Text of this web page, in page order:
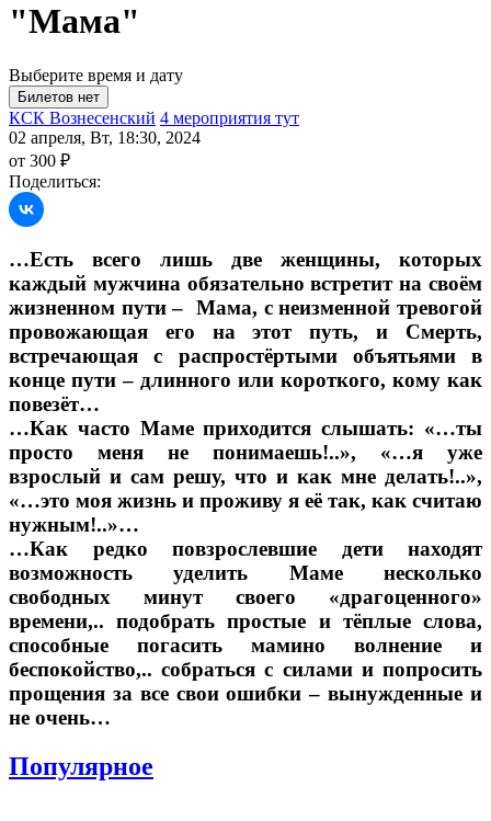
"Мама"
Выберите время и дату
КСК Вознесенский 4 мероприятия тут
02 апреля, Вт, 18:30, 2024
от 300 ₽
Поделиться:
…Есть всего лишь две женщины, которых
каждый мужчина обязательно встретит на своём
жизненном пути – Мама, с неизменной тревогой
провожающая его на этот путь, и Смерть,
встречающая с распростёртыми объятьями в
конце пути – длинного или короткого, кому как
повезёт…
…Как часто Маме приходится слышать: «…ты
просто меня не понимаешь!..», «…я уже
взрослый и сам решу, что и как мне делать!..»,
«…это моя жизнь и проживу я её так, как считаю
нужным!..»…
…Как редко повзрослевшие дети находят
возможность уделить Маме несколько
свободных минут своего «драгоценного»
времени,.. подобрать простые и тёплые слова,
способные погасить мамино волнение и
беспокойство,.. собраться с силами и попросить
прощения за все свои ошибки – вынужденные и
не очень…
Популярное